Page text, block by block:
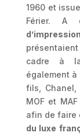
1960 et
Férier. A
cadre à la
également à
fils, Chanel,
MOF et
afin de faire
du luxe